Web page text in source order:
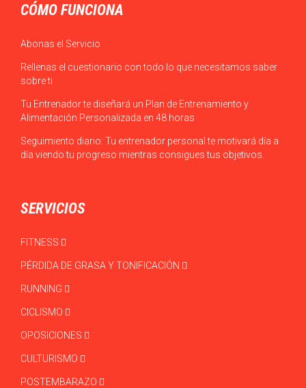
CÓMO FUNCIONA
Abonas el Servicio
Rellenas el cuestionario con todo lo que necesitamos saber
sobre ti
Tu Entrenador te diseñará un Plan de Entrenamiento y
Alimentación Personalizada en 48 horas
Seguimiento diario: Tu entrenador personal te motivará día a
día viendo tu progreso mientras consigues tus objetivos.
SERVICIOS
FITNESS
PÉRDIDA DE GRASA Y TONIFICACIÓN
RUNNING
CICLISMO
OPOSICIONES
CULTURISMO
POSTEMBARAZO